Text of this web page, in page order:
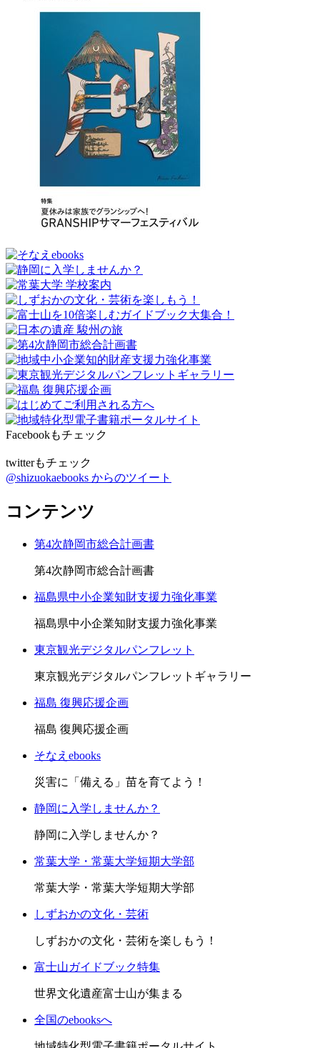
Facebookもチェック
twitterもチェック
@shizuokaebooks からのツイート
コンテンツ
第4次静岡市総合計画書
第4次静岡市総合計画書
福島県中小企業知財支援力強化事業
福島県中小企業知財支援力強化事業
東京観光デジタルパンフレット
東京観光デジタルパンフレットギャラリー
福島 復興応援企画
福島 復興応援企画
そなえebooks
災害に「備える」苗を育てよう！
静岡に入学しませんか？
静岡に入学しませんか？
常葉大学・常葉大学短期大学部
常葉大学・常葉大学短期大学部
しずおかの文化・芸術
しずおかの文化・芸術を楽しもう！
富士山ガイドブック特集
世界文化遺産富士山が集まる
全国のebooksへ